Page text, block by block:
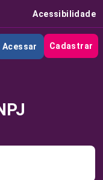
Acessibilidade
Acessar Cadastrar